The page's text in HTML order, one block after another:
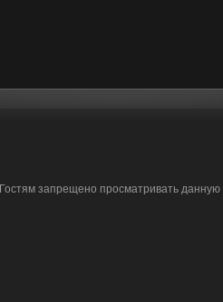
Гостям запрещено просматривать данную